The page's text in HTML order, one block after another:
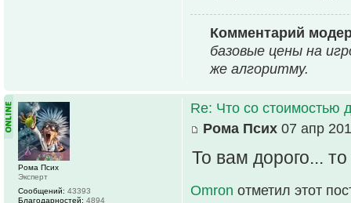
Комментарий
базовые цены на
же алгоритму.
Re: Что со стоимостью
Рома Псих 07 апр
То вам дорого...
Omron отметил этот
Рома Псих
Эксперт
Сообщений: 43393
Благодарностей: 4894